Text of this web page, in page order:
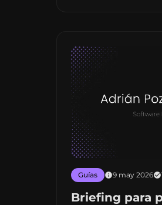
Guías 9 may 2026
Briefing para